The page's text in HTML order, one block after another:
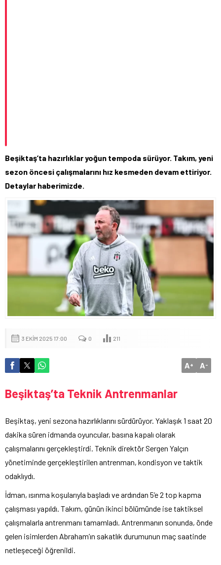
Beşiktaş’ta hazırlıklar yoğun tempoda sürüyor. Takım, yeni
sezon öncesi çalışmalarını hız kesmeden devam ettiriyor.
Detaylar haberimizde.
3 EKIM 2025 17:00 0 211
A+ A-
Beşiktaş’ta Teknik Antrenmanlar
Beşiktaş, yeni sezona hazırlıklarını sürdürüyor. Yaklaşık 1 saat 20
dakika süren idmanda oyuncular, basına kapalı olarak
çalışmalarını gerçekleştirdi. Teknik direktör Sergen Yalçın
yönetiminde gerçekleştirilen antrenman, kondisyon ve taktik
odaklıydı.
İdman, ısınma koşularıyla başladı ve ardından 5’e 2 top kapma
çalışması yapıldı. Takım, günün ikinci bölümünde ise taktiksel
çalışmalarla antrenmanı tamamladı. Antrenmanın sonunda, önde
gelen isimlerden Abraham’ın sakatlık durumunun maç saatinde
netleşeceği öğrenildi.